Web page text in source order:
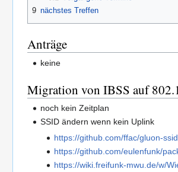
9 nächstes Treffen
Anträge
keine
Migration von IBSS auf
noch kein Zeitplan
SSID ändern wenn kein Uplink
https://github.com/ffac/gluon-
https://github.com/eulenfunk/
https://wiki.freifunk-mwu.de/w/